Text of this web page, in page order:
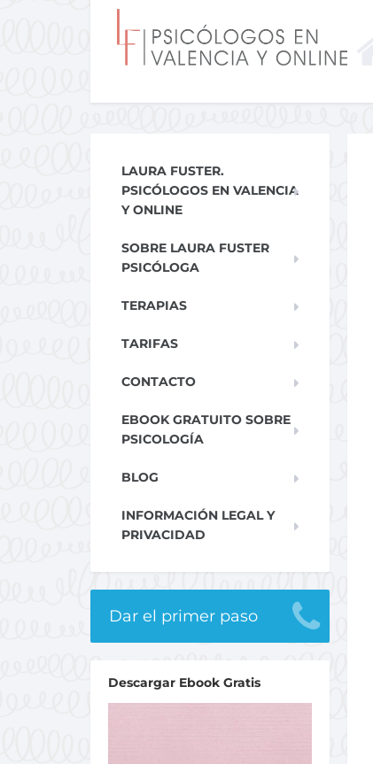
LAURA FUSTER.
PSICÓLOGOS EN VALENCIA
Y ONLINE
SOBRE LAURA FUSTER
PSICÓLOGA
TERAPIAS
TARIFAS
CONTACTO
EBOOK GRATUITO SOBRE
PSICOLOGÍA
BLOG
INFORMACIÓN LEGAL Y
PRIVACIDAD
Dar el primer paso
Descargar Ebook Gratis